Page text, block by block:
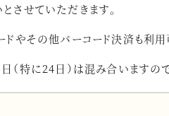
させていただきます。
ドやその他バーコード決済も利用
（特に24日）は混み合いますの